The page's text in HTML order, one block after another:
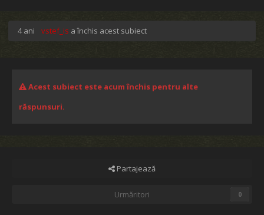
4 ani vstef_is a închis acest subiect
Acest subiect este acum închis pentru alte
răspunsuri.
Partajează
Urmăritori 0